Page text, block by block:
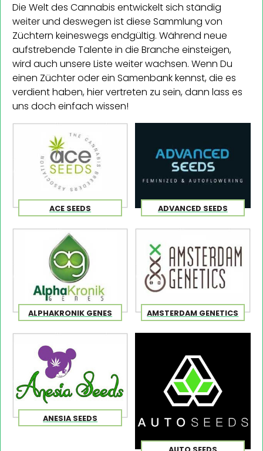
Die Welt des Cannabis entwickelt sich ständig
weiter und deswegen ist diese Sammlung von
Züchtern keineswegs endgültig. Während neue
aufstrebende Talente in die Branche einsteigen,
wird auch unsere Liste weiter wachsen. Wenn Du
einen Züchter oder ein Samenbank kennst, die es
verdient haben, hier vertreten zu sein, dann lass es
uns doch einfach wissen!
ACE SEEDS ADVANCED SEEDS
ALPHAKRONIK GENES AMSTERDAM GENETICS
ANESIA SEEDS